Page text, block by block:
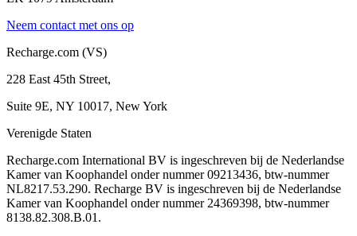
Neem contact met ons op
Recharge.com (VS)
228 East 45th Street,
Suite 9E, NY 10017, New York
Verenigde Staten
Recharge.com International BV is ingeschreven bij de Nederlandse
Kamer van Koophandel onder nummer 09213436, btw-nummer
NL8217.53.290. Recharge BV is ingeschreven bij de Nederlandse
Kamer van Koophandel onder nummer 24369398, btw-nummer
8138.82.308.B.01.